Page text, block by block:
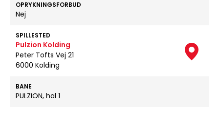
OPRYKNINGSFORBUD
Nej
SPILLESTED
Pulzion Kolding
Peter Tofts Vej 21
6000 Kolding
BANE
PULZION, hal 1